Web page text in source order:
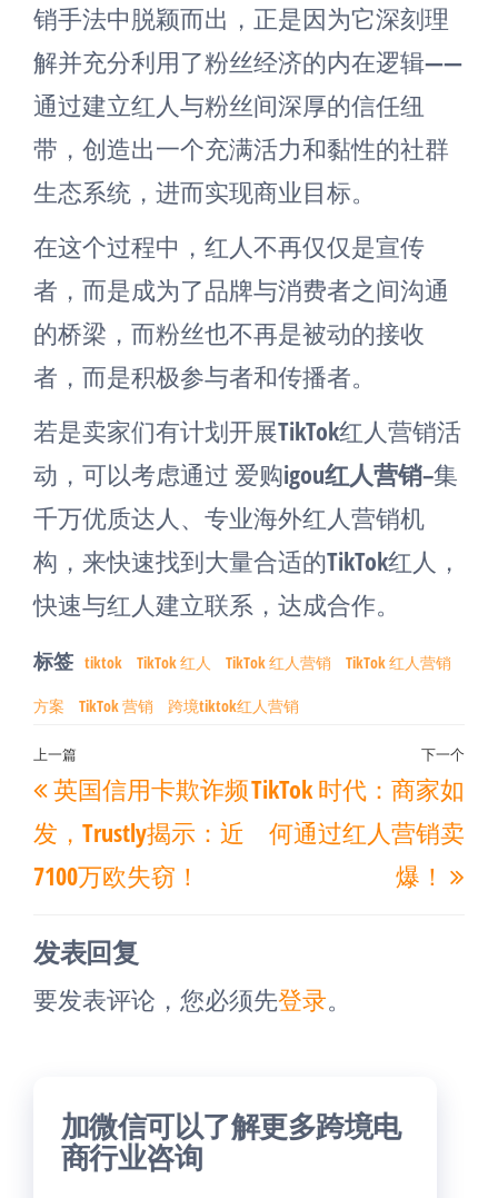
销手法中脱颖而出，正是因为它深刻理
解并充分利用了粉丝经济的内在逻辑——
通过建立红人与粉丝间深厚的信任纽
带，创造出一个充满活力和黏性的社群
生态系统，进而实现商业目标。
在这个过程中，红人不再仅仅是宣传
者，而是成为了品牌与消费者之间沟通
的桥梁，而粉丝也不再是被动的接收
者，而是积极参与者和传播者。
若是卖家们有计划开展TikTok红人营销活
动，可以考虑通过 爱购igou红人营销–集
千万优质达人、专业海外红人营销机
构，来快速找到大量合适的TikTok红人，
快速与红人建立联系，达成合作。
标签 tiktok TikTok 红人 TikTok 红人营销 TikTok 红人营销
方案 TikTok 营销 跨境tiktok红人营销
文
章
导
航
上
一
篇
文
章
上一篇
英国信用卡欺诈频
发，Trustly揭示：近
7100万欧失窃！
下
下一个
TikTok 时代：商家如
何通过红人营销卖
爆！
发表回复
要发表评论，您必须先登录。
加微信可以了解更多跨境电
商行业咨询